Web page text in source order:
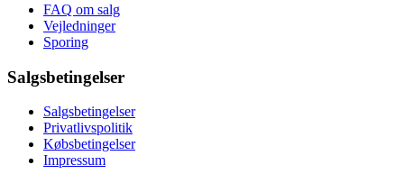
FAQ om salg
Vejledninger
Sporing
Salgsbetingelser
Salgsbetingelser
Privatlivspolitik
Købsbetingelser
Impressum